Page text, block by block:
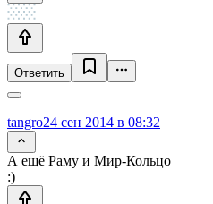
Ответить
tangro24 сен 2014 в 08:32
А ещё Раму и Мир-Кольцо
:)